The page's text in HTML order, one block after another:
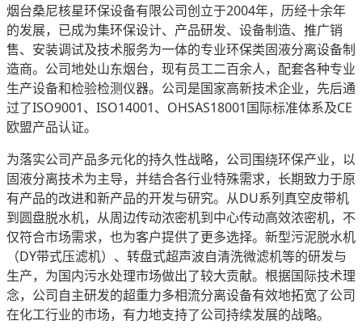
烟台桑尼核星环保设备有限公司创立于2004年，历经十余年
的发展，已成为集环保设计、产品研发、设备制造、推广销
售、安装调试及技术服务为一体的专业环保类固液分离设备制
造商。公司地处山东烟台，现有员工二百余人，配套各种专业
生产设备和检验检测仪器。公司是国家高新技术企业，先后通
过了ISO9001、ISO14001、OHSAS18001国际标准体系及CE
欧盟产品认证。
为落实公司产品多元化的持久性战略，公司围绕环保产业，以
固液分离技术为主导，并结合各行业特殊需求，长期致力于原
有产品的改进和新产品的开发与研究。从DU系列真空皮带机
到圆盘脱水机，从周边传动浓密机到中心传动高效浓密机，不
仅符合市场需求，也为客户提供了更多选择。新型污泥脱水机
（DY带式压滤机）、转盘式超声波自清洗微滤机等的研发与
生产，为国内污水处理市场做出了较大贡献。根据国际技术理
念，公司自主研发的超重力多相流分离设备有效地拓宽了公司
在化工行业的市场，有力地支持了公司持续发展的战略。